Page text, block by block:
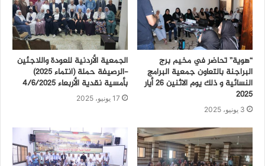
“هوية” تحاضر في مخيم برج
البراجنة بالتعاون جمعية البرامج
النسائية و ذلك يوم الاثنين 26 أيار
2025
3 يونيو، 2025
الجمعية الأردنية للعودة واللاجئين
-الرصيفة حملة (انتماء ٢٠٢٥)
بأمسية نقدية الأربعاء ٤/٦/٢٠٢٥
17 يونيو، 2025